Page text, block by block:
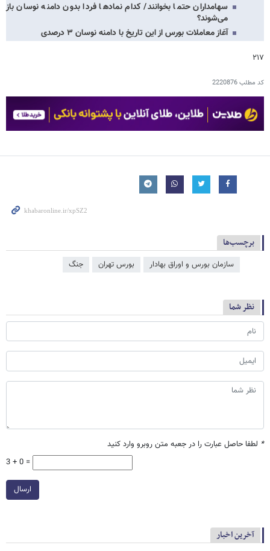
سهامداران حتما بخوانند/ کدام نمادها فردا بدون دامنه نوسان باز
می‌شوند؟
آغاز معاملات بورس از این تاریخ با دامنه نوسان ۳ درصدی
۲۱۷
کد مطلب2220876
برچسب‌ها
سازمان بورس و اوراق بهادار بورس تهران جنگ
نظر شما
* لطفا حاصل عبارت را در جعبه متن روبرو وارد کنید
3 + 0 =
ارسال
آخرین اخبار